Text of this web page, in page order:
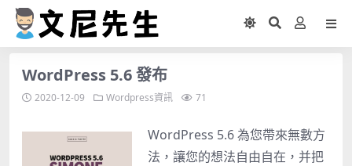
WordPress 5.6 發布
2020-12-09 Wordpress資訊 71
WordPress 5.6 為您帶來無數方
法，讓您的想法自由自在，并把